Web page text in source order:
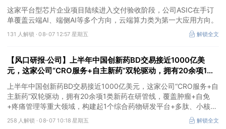
这家平台型芯片企业项目陆续进入交付验收阶段，公司ASIC在手订
单覆盖云端AI、端侧AI等多个方向，云端算力类为第一大应用方向。
131 人解锁 ·08-07 12:57 星期五 解锁全文
【风口研报·公司】上半年中国创新药BD交易接近1000亿美
元，这家公司“CRO服务+自主新药”双轮驱动，拥有20余项1类
新药在研管线，覆盖肿瘤+自免+疼痛管理等重大领域
上半年中国创新药BD交易接近1000亿美元，这家公司“CRO服务+自
主新药”双轮驱动，拥有20余项1类新药在研管线，覆盖肿瘤+自免
+疼痛管理等重大领域，构建起1个综合药物研发平台+多肽、小核
酸、CGT、小分子4个创新技术平台，创新转型成果正逐步兑现。
258 人解锁 ·08-07 10:18 星期五 解锁全文